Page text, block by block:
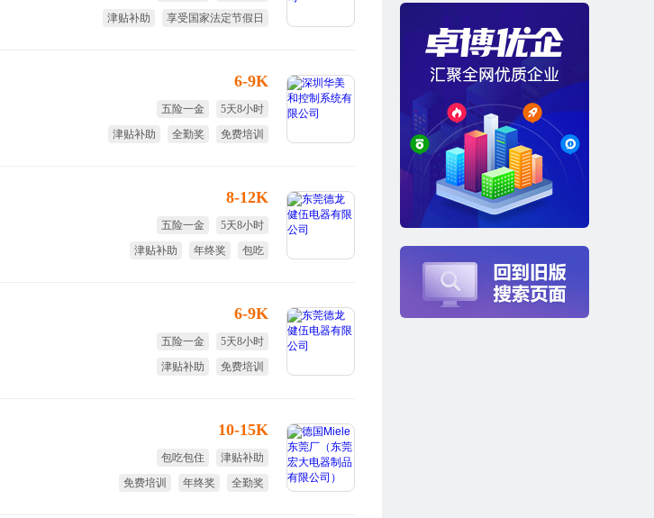
津贴补助
享受国家法定节假日
6-9K
五险一金
5天8小时
津贴补助
全勤奖
免费培训
8-12K
五险一金
5天8小时
津贴补助
年终奖
包吃
6-9K
五险一金
5天8小时
津贴补助
免费培训
10-15K
包吃包住
津贴补助
免费培训
年终奖
全勤奖